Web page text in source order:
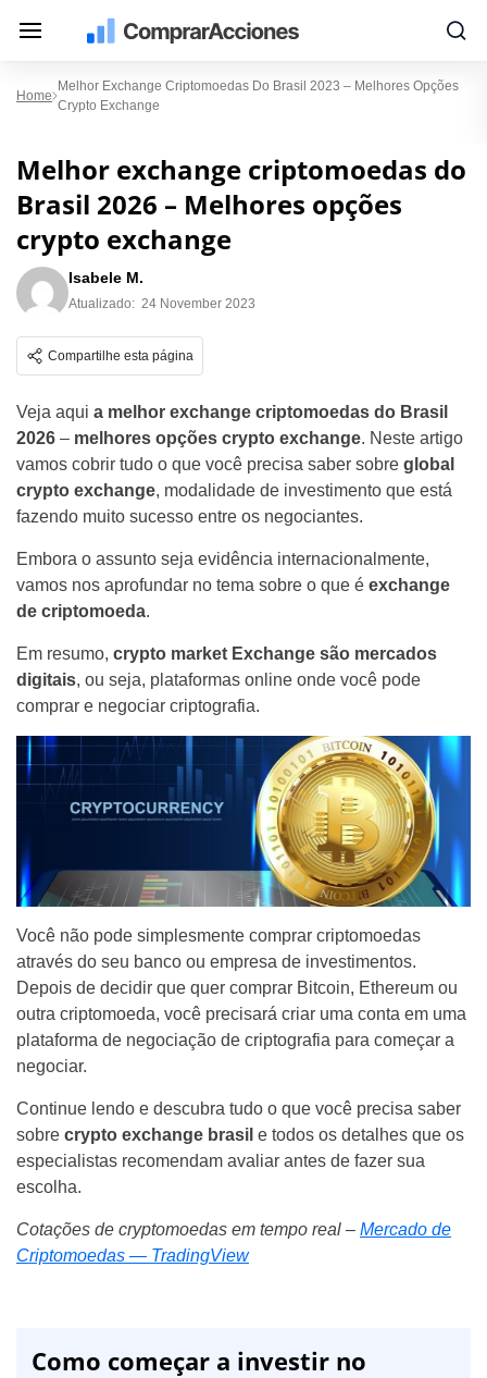
Home
Melhor Exchange Criptomoedas Do Brasil 2023 – Melhores Opções
Crypto Exchange
Melhor exchange criptomoedas do
Brasil 2026 – Melhores opções
crypto exchange
Isabele M.
Atualizado: 24 November 2023
Compartilhe esta página
Veja aqui a melhor exchange criptomoedas do Brasil
2026 – melhores opções crypto exchange. Neste artigo
vamos cobrir tudo o que você precisa saber sobre global
crypto exchange, modalidade de investimento que está
fazendo muito sucesso entre os negociantes.
Embora o assunto seja evidência internacionalmente,
vamos nos aprofundar no tema sobre o que é exchange
de criptomoeda.
Em resumo, crypto market Exchange são mercados
digitais, ou seja, plataformas online onde você pode
comprar e negociar criptografia.
Você não pode simplesmente comprar criptomoedas
através do seu banco ou empresa de investimentos.
Depois de decidir que quer comprar Bitcoin, Ethereum ou
outra criptomoeda, você precisará criar uma conta em uma
plataforma de negociação de criptografia para começar a
negociar.
Continue lendo e descubra tudo o que você precisa saber
sobre crypto exchange brasil e todos os detalhes que os
especialistas recomendam avaliar antes de fazer sua
escolha.
Cotações de cryptomoedas em tempo real – Mercado de
Criptomoedas — TradingView
Como começar a investir no